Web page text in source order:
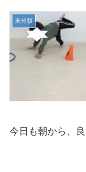
未分類
今日も朝から、